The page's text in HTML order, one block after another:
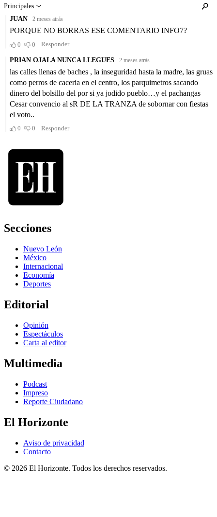
Secciones
Nuevo León
México
Internacional
Economía
Deportes
Editorial
Opinión
Espectáculos
Carta al editor
Multimedia
Podcast
Impreso
Reporte Ciudadano
El Horizonte
Aviso de privacidad
Contacto
© 2026 El Horizonte. Todos los derechos reservados.